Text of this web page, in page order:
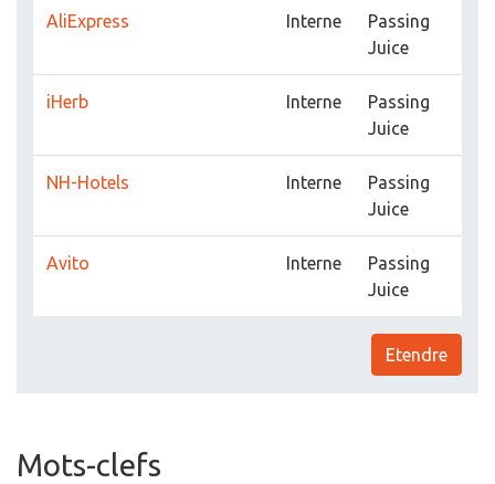
AliExpress Interne
Passing
Juice
iHerb Interne
Passing
Juice
NH-Hotels Interne
Passing
Juice
Avito Interne
Passing
Juice
Etendre
Mots-clefs